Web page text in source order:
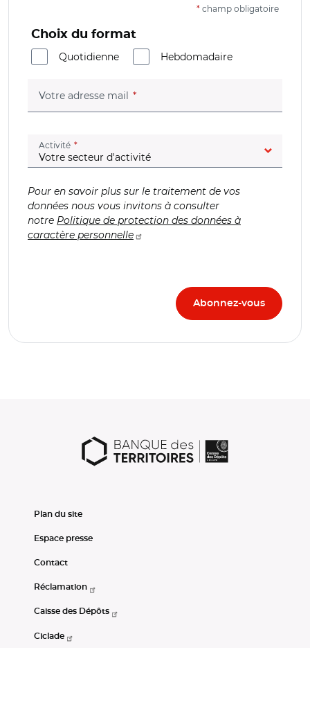
* champ obligatoire
Choix du format
Quotidienne
Hebdomadaire
Votre adresse mail (champ obligatoire)
Activité (champ obligatoire)
Pour en savoir plus sur le traitement de vos
données nous vous invitons à consulter
notre Politique de protection des données à
caractère personnelle
Plan du site
Espace presse
Contact
Réclamation
Caisse des Dépôts
Ciclade